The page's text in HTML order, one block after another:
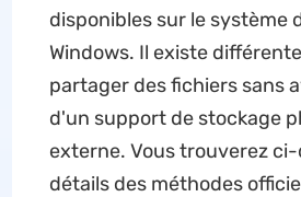
disponibles sur le système
Windows. Il existe
partager des fichiers sans
d'un support de stockage
externe. Vous trouverez ci-
détails des méthodes